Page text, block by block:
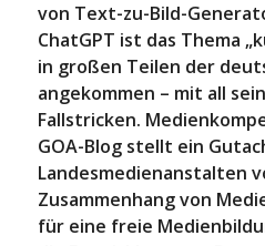
von Text-zu-Bild-
ChatGPT ist das Thema
in großen Teilen der
angekommen – mit all
Fallstricken.
GOA-Blog stellt ein
Landesmedienanstalten
Zusammenhang von
für eine freie